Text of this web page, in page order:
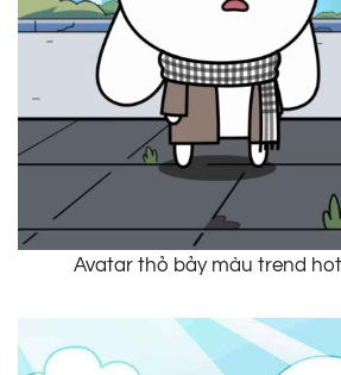
Avatar thỏ bảy màu trend